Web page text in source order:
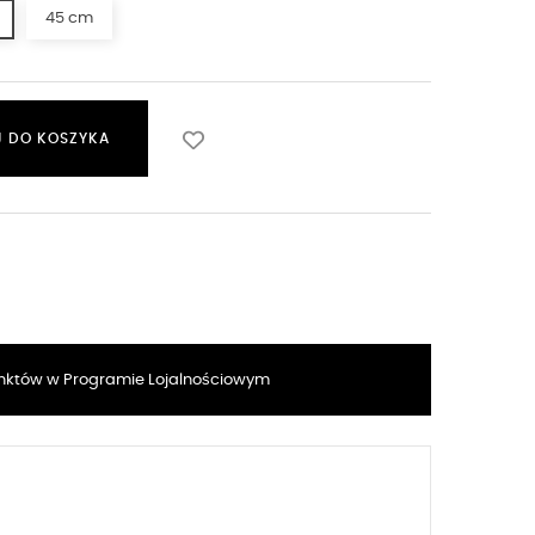
45 cm
DO KOSZYKA
w Programie Lojalnościowym